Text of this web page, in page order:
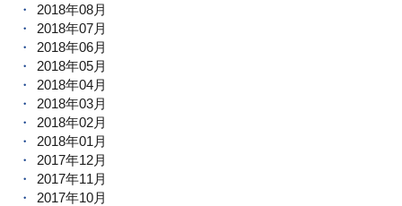
2018年08月
2018年07月
2018年06月
2018年05月
2018年04月
2018年03月
2018年02月
2018年01月
2017年12月
2017年11月
2017年10月